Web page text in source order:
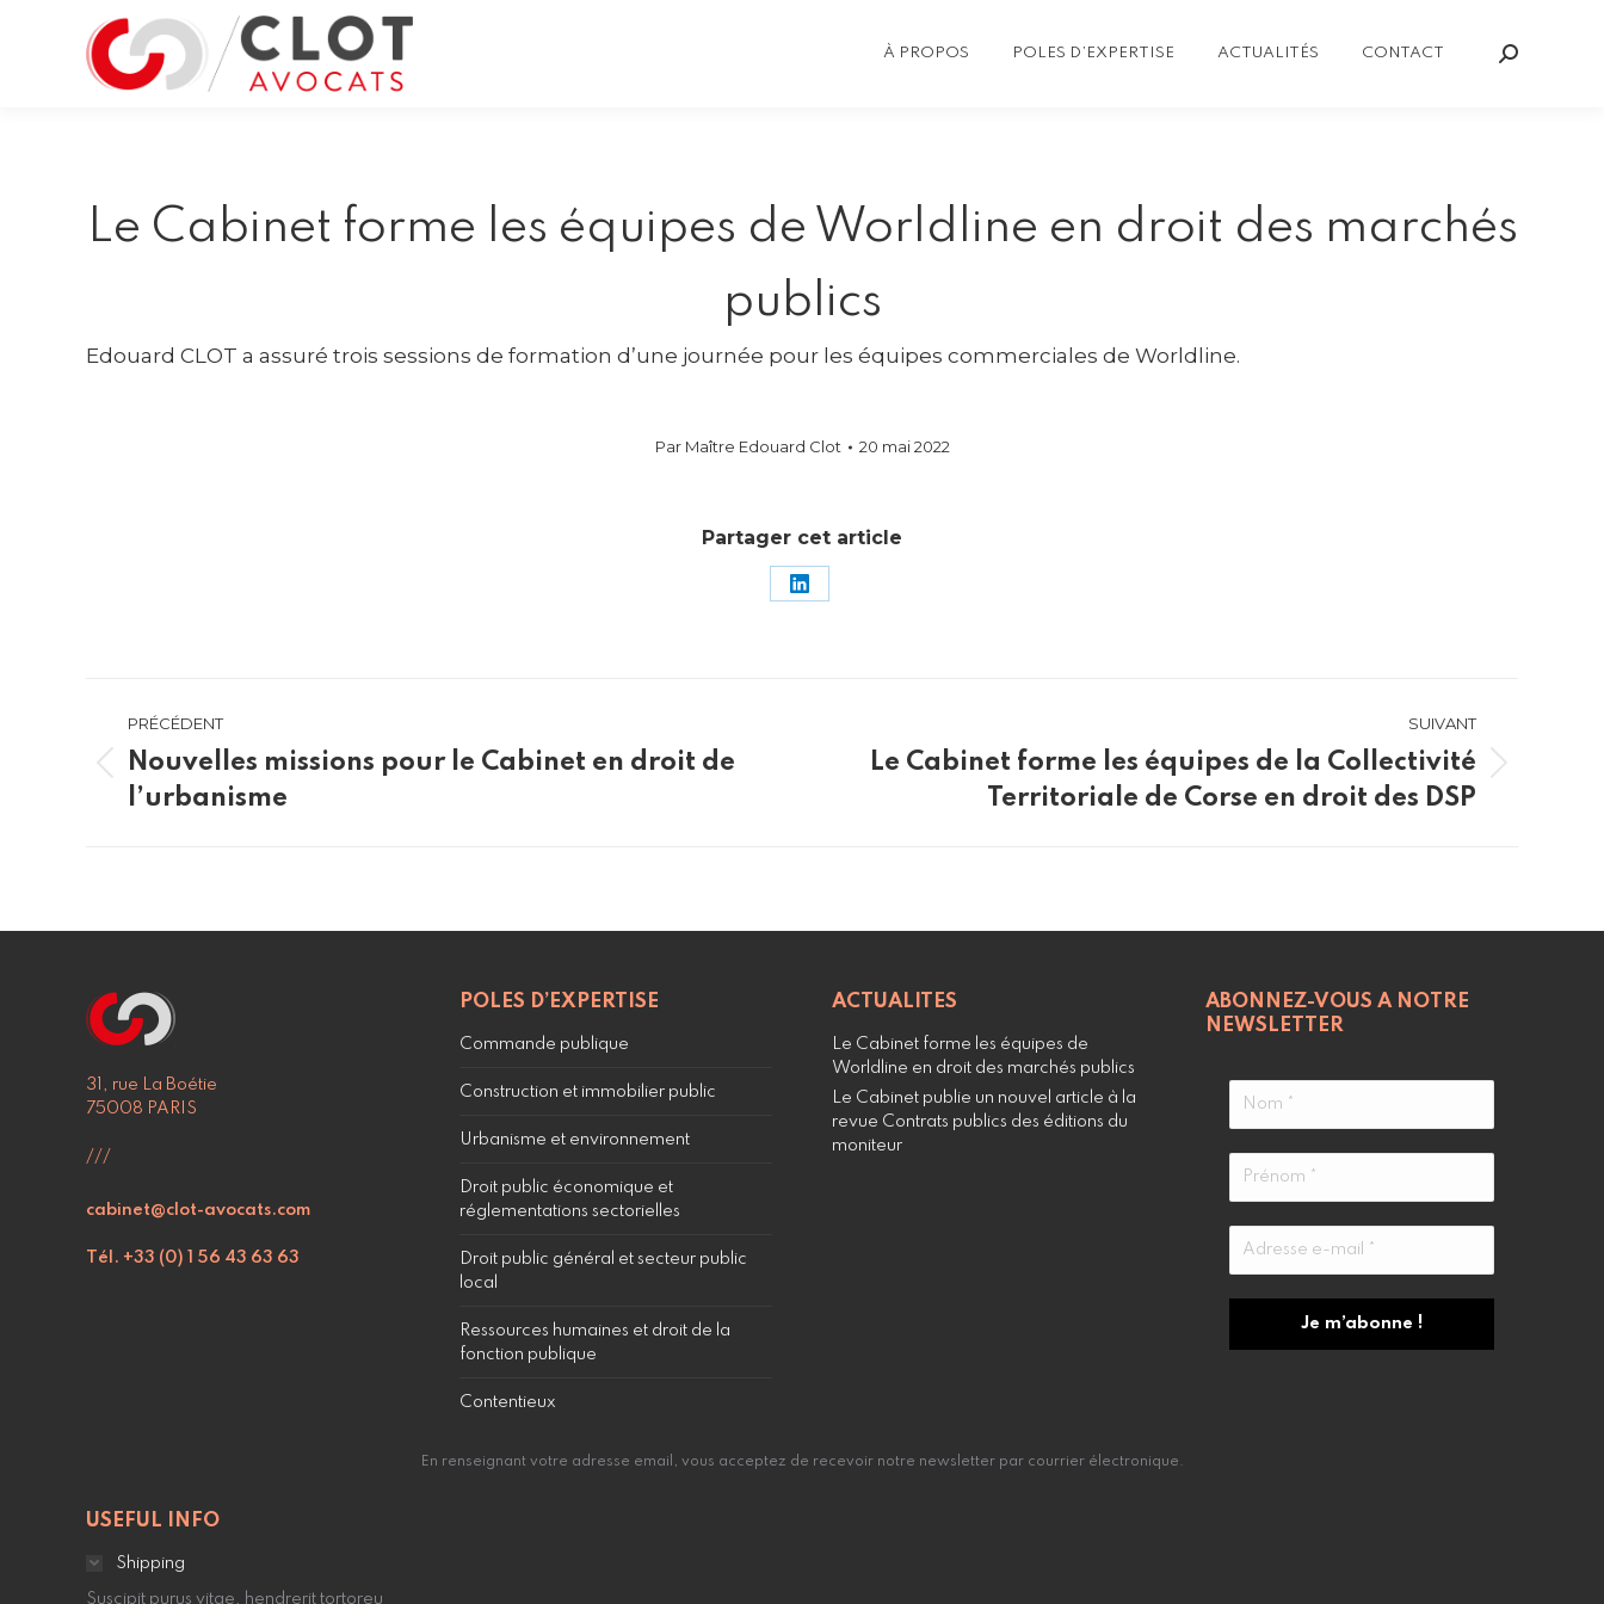
À PROPOS POLES D’EXPERTISE ACTUALITÉS CONTACT
Le Cabinet forme les équipes de Worldline en droit des marchés
publics
Edouard CLOT a assuré trois sessions de formation d’une journée pour les équipes commerciales de Worldline.
Par Maître Edouard Clot 20 mai 2022
Partager cet article
Partager
article
PRÉCÉDENT
Article
précédent
Nouvelles missions pour le Cabinet en droit de
l’urbanisme
SUIVANT
Article
Le Cabinet forme les équipes de la Collectivité
Territoriale de Corse en droit des DSP
31, rue La Boétie
75008 PARIS
///
cabinet@clot-avocats.com
Tél. +33 (0) 1 56 43 63 63
POLES D’EXPERTISE
Commande publique
Construction et immobilier public
Urbanisme et environnement
Droit public économique et
réglementations sectorielles
Droit public général et secteur public
local
Ressources humaines et droit de la
fonction publique
Contentieux
ACTUALITES
Le Cabinet forme les équipes de
Worldline en droit des marchés publics
Le Cabinet publie un nouvel article à la
revue Contrats publics des éditions du
moniteur
ABONNEZ-VOUS A NOTRE
NEWSLETTER
En renseignant votre adresse email, vous acceptez de recevoir notre newsletter par courrier électronique.
USEFUL INFO
Shipping
Suscipit purus vitae, hendrerit tortoreu